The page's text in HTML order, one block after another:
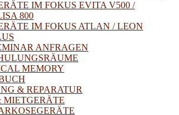
IM FOKUS EVITA V500 /
800
IM FOKUS ATLAN / LEON
ANFRAGEN
MEMORY
& REPARATUR
MIETGERÄTE